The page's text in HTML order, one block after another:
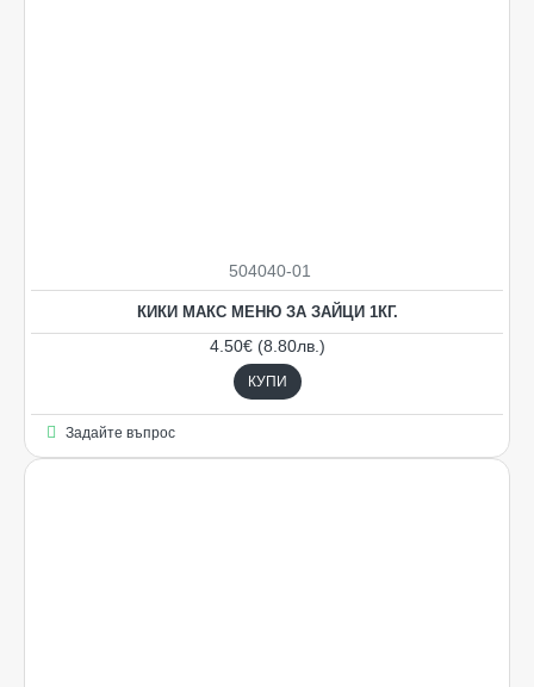
504040-01
КИКИ МАКС МЕНЮ ЗА ЗАЙЦИ 1КГ.
4.50€ (8.80лв.)
КУПИ
Задайте въпрос